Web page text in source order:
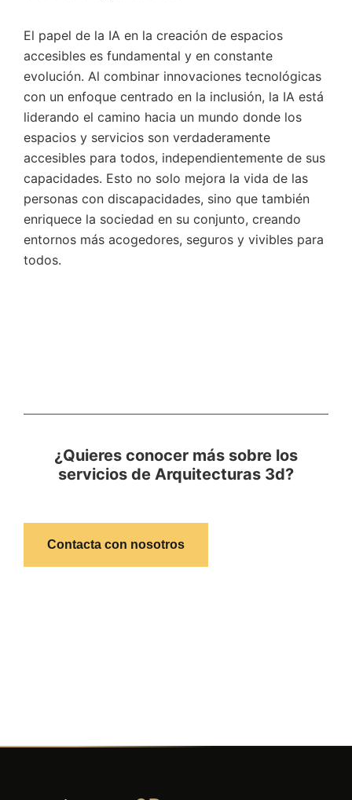
El papel de la IA en la creación de espacios
accesibles es fundamental y en constante
evolución. Al combinar innovaciones tecnológicas
con un enfoque centrado en la inclusión, la IA está
liderando el camino hacia un mundo donde los
espacios y servicios son verdaderamente
accesibles para todos, independientemente de sus
capacidades. Esto no solo mejora la vida de las
personas con discapacidades, sino que también
enriquece la sociedad en su conjunto, creando
entornos más acogedores, seguros y vivibles para
todos.
¿Quieres conocer más sobre los
servicios de Arquitecturas 3d?
Contacta con nosotros